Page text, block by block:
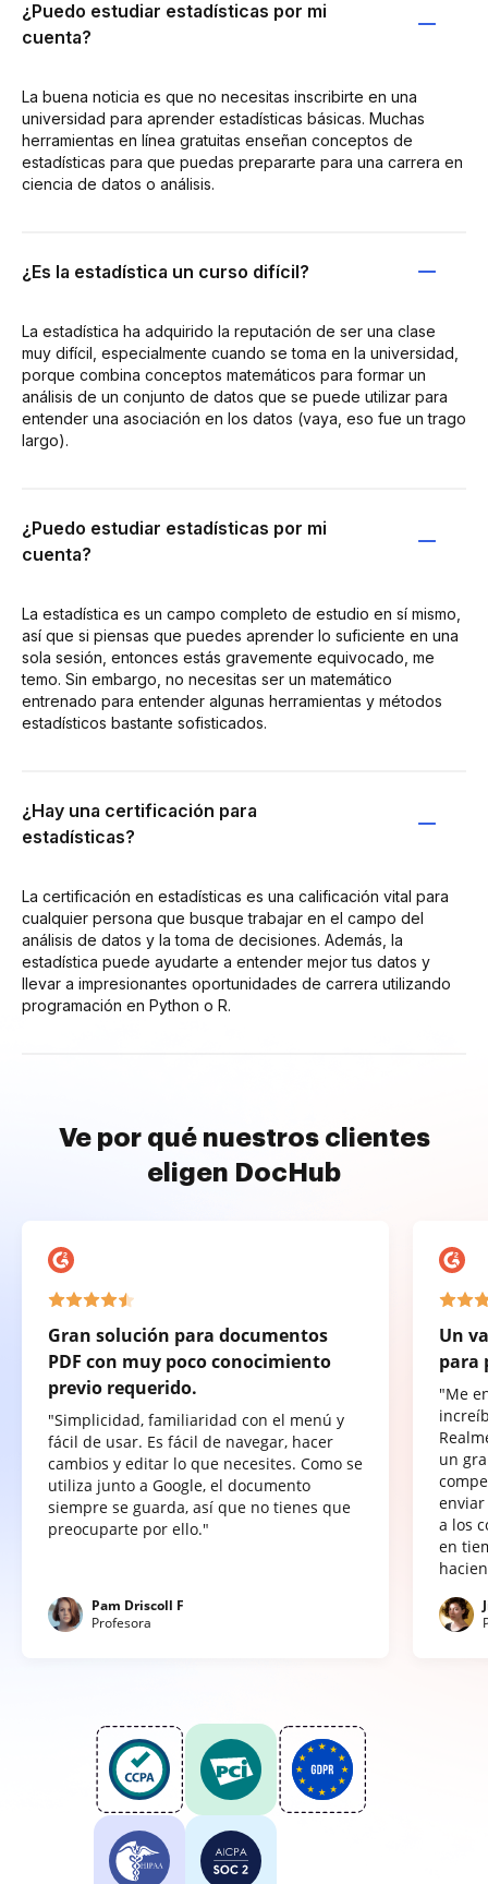
¿Puedo estudiar estadísticas por mi
cuenta?
La buena noticia es que no necesitas inscribirte en una
universidad para aprender estadísticas básicas. Muchas
herramientas en línea gratuitas enseñan conceptos de
estadísticas para que puedas prepararte para una carrera en
ciencia de datos o análisis.
¿Es la estadística un curso difícil?
La estadística ha adquirido la reputación de ser una clase
muy difícil, especialmente cuando se toma en la universidad,
porque combina conceptos matemáticos para formar un
análisis de un conjunto de datos que se puede utilizar para
entender una asociación en los datos (vaya, eso fue un trago
largo).
¿Puedo estudiar estadísticas por mi
cuenta?
La estadística es un campo completo de estudio en sí mismo,
así que si piensas que puedes aprender lo suficiente en una
sola sesión, entonces estás gravemente equivocado, me
temo. Sin embargo, no necesitas ser un matemático
entrenado para entender algunas herramientas y métodos
estadísticos bastante sofisticados.
¿Hay una certificación para
estadísticas?
La certificación en estadísticas es una calificación vital para
cualquier persona que busque trabajar en el campo del
análisis de datos y la toma de decisiones. Además, la
estadística puede ayudarte a entender mejor tus datos y
llevar a impresionantes oportunidades de carrera utilizando
programación en Python o R.
Ve por qué nuestros clientes
eligen DocHub
Gran solución para documentos
PDF con muy poco conocimiento
previo requerido.
"Simplicidad, familiaridad con el menú y
fácil de usar. Es fácil de navegar, hacer
cambios y editar lo que necesites. Como se
utiliza junto a Google, el documento
siempre se guarda, así que no tienes que
preocuparte por ello."
Pam Driscoll F
Profesora
Un
para
"Me
un
a los
en